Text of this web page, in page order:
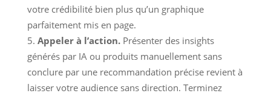
votre crédibilité bien plus qu’un graphique
parfaitement mis en page.
Appeler à l’action.Présenter des insights
générés par IA ou produits manuellement sans
conclure par une recommandation précise revient à
laisser votre audience sans direction. Terminez